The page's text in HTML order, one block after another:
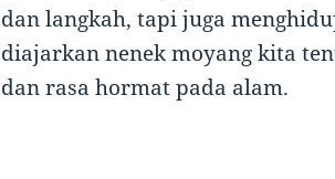
dan langkah, tapi juga
diajarkan nenek moyang kita
dan rasa hormat pada alam.